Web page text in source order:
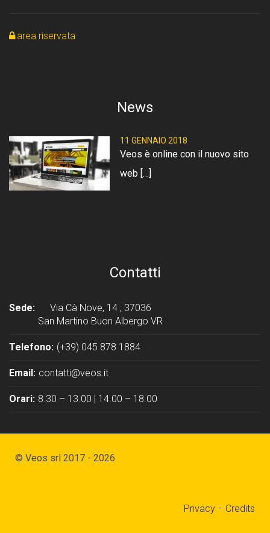
area riservata
News
11 GENNAIO 2018
Veos è online con il nuovo sito
web […]
Contatti
Sede:
Via Cà Nove, 14 , 37036
San Martino Buon Albergo VR
Telefono: (+39) 045 878 1884
Email: contatti@veos.it
Orari: 8.30 – 13.00 | 14.00 – 18.00
© Veos srl 2017 - 2026
Privacy Credits